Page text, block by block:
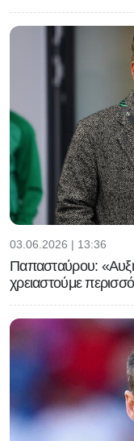
03.06.2026 | 13:36
Παπασταύρου:
χρειαστούμε